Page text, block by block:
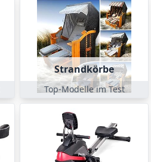
Strandkörbe
Top-Modelle im Test